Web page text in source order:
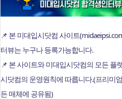
📌 본 미대입시닷컴 사이트
터뷰는 누구나 등록가능합니다.
📌 본 사이트와 미대입시닷컴의 모든 플
시닷컴의 운영원칙에 따릅니다.(프리미
든 매체에 공유됨)